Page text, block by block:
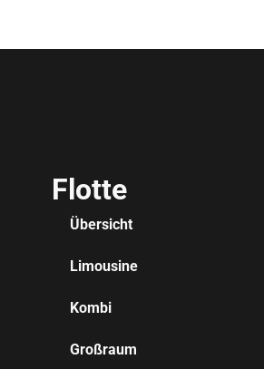
Flotte
Übersicht
Limousine
Kombi
Großraum